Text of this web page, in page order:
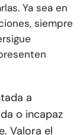
Ya sea en
siempre
a
o incapaz
Valora el